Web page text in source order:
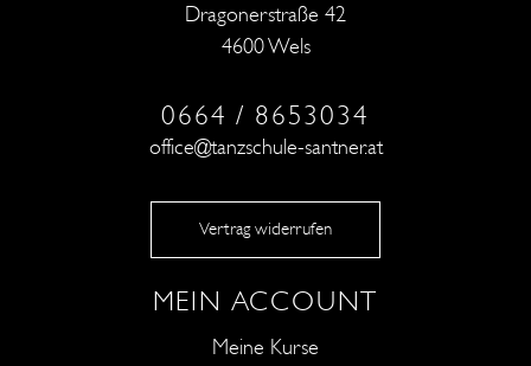
Dragonerstraße 42
4600 Wels
0664 / 8653034
office@tanzschule-santner.at
Vertrag widerrufen
MEIN ACCOUNT
Meine Kurse